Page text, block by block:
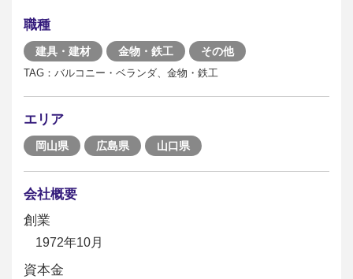
職種
建具・建材 金物・鉄工 その他
TAG：バルコニー・ベランダ、金物・鉄工
エリア
岡山県 広島県 山口県
会社概要
創業
1972年10月
資本金